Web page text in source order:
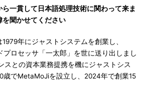
一貫して日本語処理技術に関わって来ま
を聞かせてください
年にジャストシステムを創業し、
プロセッサ「一太郎」を世に送り出しまし
スとの資本業務提携を機にジャストシス
歳でMetaMoJiを設立し、2024年で創業15